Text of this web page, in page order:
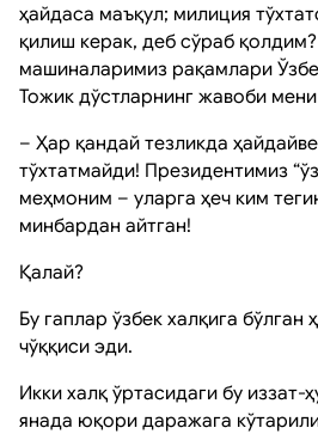
ҳайдаса маъқул; милиция
қилиш керак, деб сўраб
машиналаримиз рақамлари
Тожик дўстларнинг жавоби
– Ҳар қандай тезликда
тўхтатмайди! Президентимиз
меҳмоним – уларга ҳеч ким
минбардан айтган!
Қалай?
Бу гаплар ўзбек халқига бўлган
чўққиси эди.
Икки халқ ўртасидаги бу иззат-
янада юқори даражага